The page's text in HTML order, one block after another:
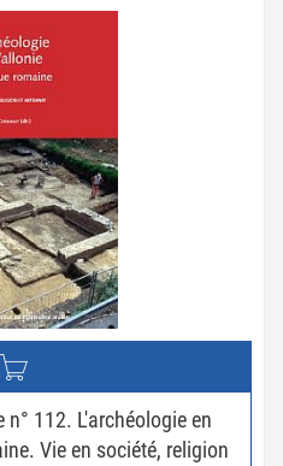
112. L'archéologie en
Vie en société, religion